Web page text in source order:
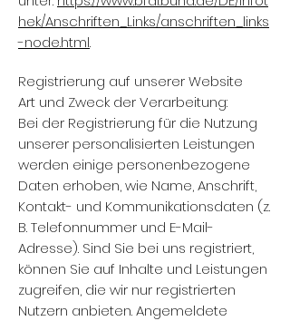
hek/Anschriften_Links/anschriften_links
-node.html.
Registrierung auf unserer Website
Art und Zweck der Verarbeitung:
Bei der Registrierung für die Nutzung
unserer personalisierten Leistungen
werden einige personenbezogene
Daten erhoben, wie Name, Anschrift,
Kontakt- und Kommunikationsdaten (z.
B. Telefonnummer und E-Mail-
Adresse). Sind Sie bei uns registriert,
können Sie auf Inhalte und Leistungen
zugreifen, die wir nur registrierten
Nutzern anbieten. Angemeldete